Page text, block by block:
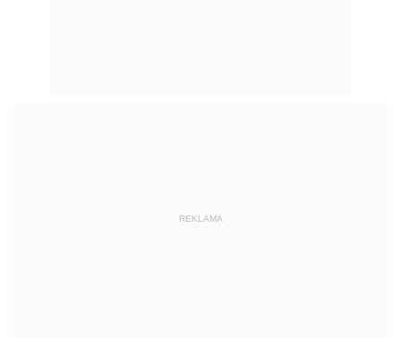
REKLAMA